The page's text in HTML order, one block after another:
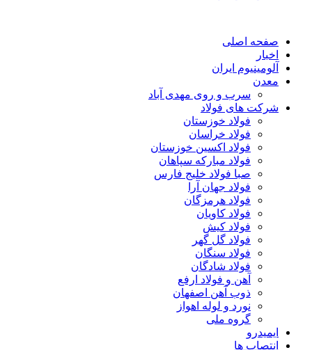
صفحه اصلی
اخبار
آلومینیوم ایران
معدن
سرب و روی مهدی آباد
شرکت های فولاد
فولاد خوزستان
فولاد خراسان
فولاد اکسین خوزستان
فولاد مبارکه سپاهان
صبا فولاد خلیج فارس
فولاد جهان آرا
فولاد هرمزگان
فولاد کاویان
فولاد کیش
فولاد گل گهر
فولاد سنگان
فولاد شادگان
آهن و فولاد ارفع
ذوب آهن اصفهان
نورد و لوله اهواز
گروه ملی
ایمیدرو
انتصاب ها